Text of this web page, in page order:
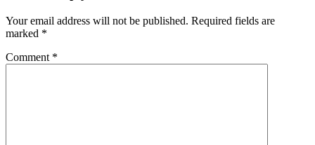
Your email address will not be published. Required fields are
marked *
Comment *